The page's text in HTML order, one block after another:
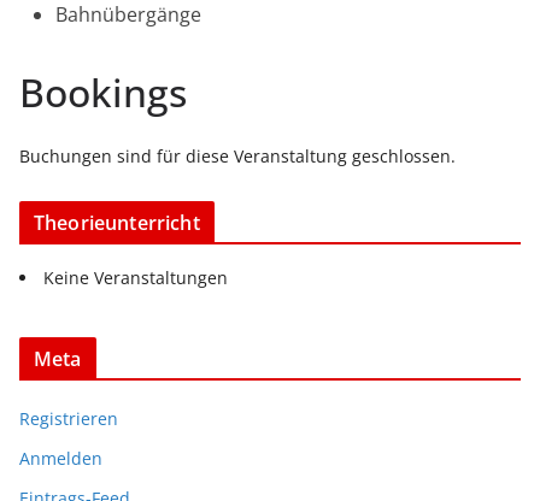
Bahnübergänge
Bookings
Buchungen sind für diese Veranstaltung geschlossen.
Theorieunterricht
Keine Veranstaltungen
Meta
Registrieren
Anmelden